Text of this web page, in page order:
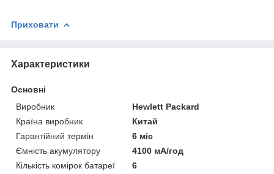
Приховати
Характеристики
Основні
Виробник
Hewlett Packard
Країна виробник
Китай
Гарантійний термін
6 міс
Ємність акумулятору
4100 мА/год
Кількість комірок батареї
6